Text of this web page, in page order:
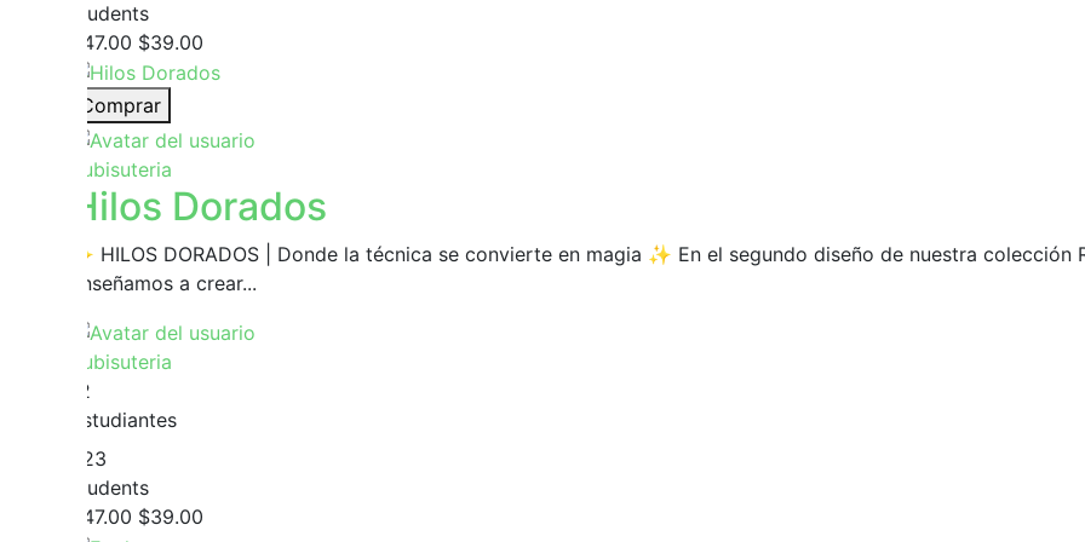
students
$47.00 $39.00
Comprar
Yubisuteria
Hilos Dorados
✨ HILOS DORADOS | Donde la técnica se convierte en magia ✨ En el segundo diseño de nuestra colección
enseñamos a crear...
Yubisuteria
12
Estudiantes
223
students
$47.00 $39.00